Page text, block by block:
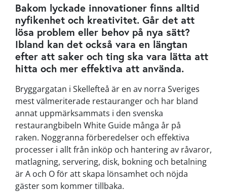
Bakom lyckade innovationer finns alltid
nyfikenhet och kreativitet. Går det att
lösa problem eller behov på nya sätt?
Ibland kan det också vara en längtan
efter att saker och ting ska vara lätta att
hitta och mer effektiva att använda.
Bryggargatan i Skellefteå är en av norra Sveriges
mest välmeriterade restauranger och har bland
annat uppmärksammats i den svenska
restaurangbibeln White Guide många år på
raken. Noggranna förberedelser och effektiva
processer i allt från inköp och hantering av råvaror,
matlagning, servering, disk, bokning och betalning
är A och O för att skapa lönsamhet och nöjda
gäster som kommer tillbaka.